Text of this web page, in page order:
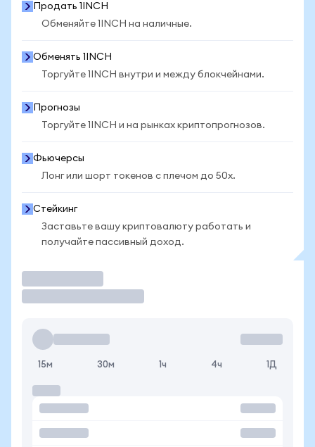
Продать 1INCH
Обменяйте 1INCH на наличные.
Обменять 1INCH
Торгуйте 1INCH внутри и между блокчейнами.
Прогнозы
Торгуйте 1INCH и на рынках криптопрогнозов.
Фьючерсы
Лонг или шорт токенов с плечом до 50x.
Стейкинг
Заставьте вашу криптовалюту работать и
получайте пассивный доход.
15м 30м 1ч 4ч 1Д